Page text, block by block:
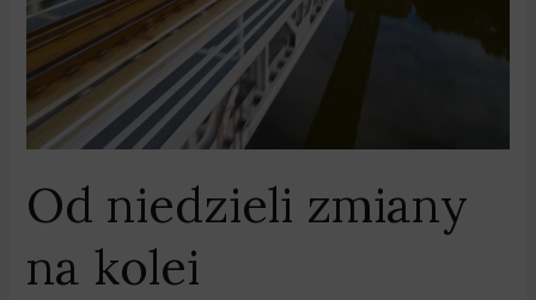
Od niedzieli zmiany
na kolei